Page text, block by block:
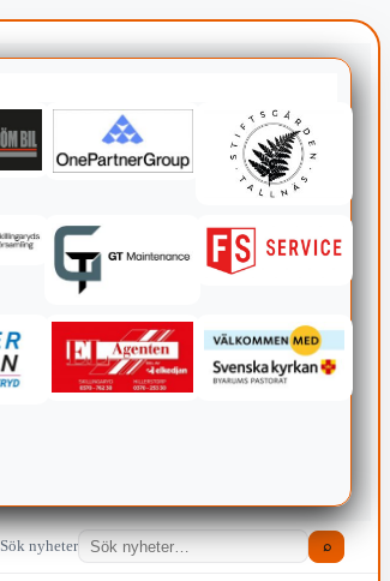
Sök nyheter ⌕